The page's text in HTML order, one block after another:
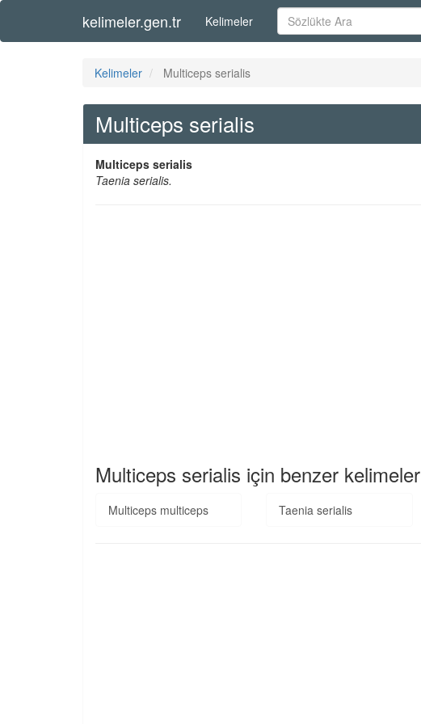
kelimeler.gen.tr Kelimeler
Kelimeler Multiceps serialis
Multiceps serialis
Multiceps serialis
Taenia serialis.
Multiceps serialis için benzer kelimeler
Multiceps multiceps Taenia serialis